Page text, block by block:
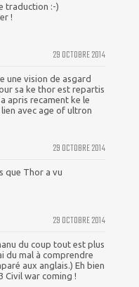
traduction :-)
!
29 OCTOBRE 2014
une vision de asgard
sa ke thor est repartis
apris recament ke le
avec age of ultron
29 OCTOBRE 2014
que Thor a vu
29 OCTOBRE 2014
du coup tout est plus
du mal à comprendre
aux anglais.) Eh bien
Civil war coming !